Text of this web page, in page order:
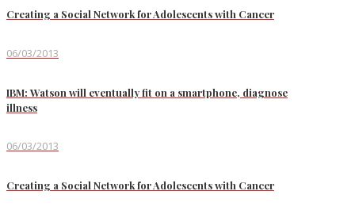
Creating a Social Network for Adolescents with Cancer
06/03/2013
IBM: Watson will eventually fit on a smartphone, diagnose
illness
06/03/2013
Creating a Social Network for Adolescents with Cancer